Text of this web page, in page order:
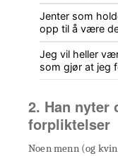
Jenter som
opp til å være
Jeg vil heller
som gjør at jeg
2. Han nyter
forpliktelser
Noen menn (og